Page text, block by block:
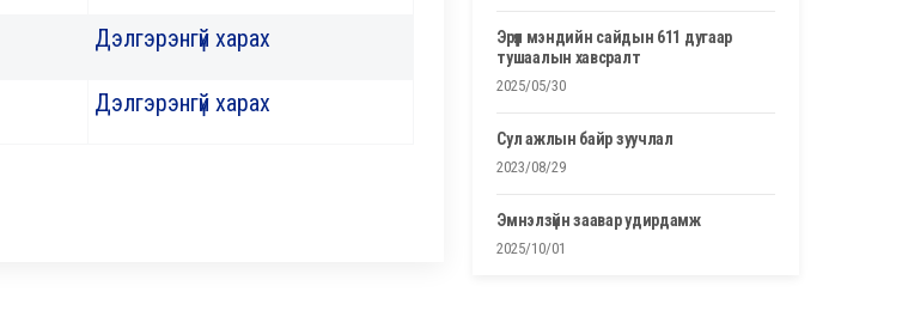
Дэлгэрэнгүй харах
Дэлгэрэнгүй харах
эрүүл мэндийн сайдын 611 дугаар
тушаалын хавсралт
2025/05/30
сул ажлын байр зуучлал
2023/08/29
эмнэлзүйн заавар удирдамж
2025/10/01